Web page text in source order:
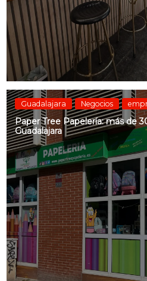
Guadalajara Negocios
Paper Tree Papelería: más de
Guadalajara